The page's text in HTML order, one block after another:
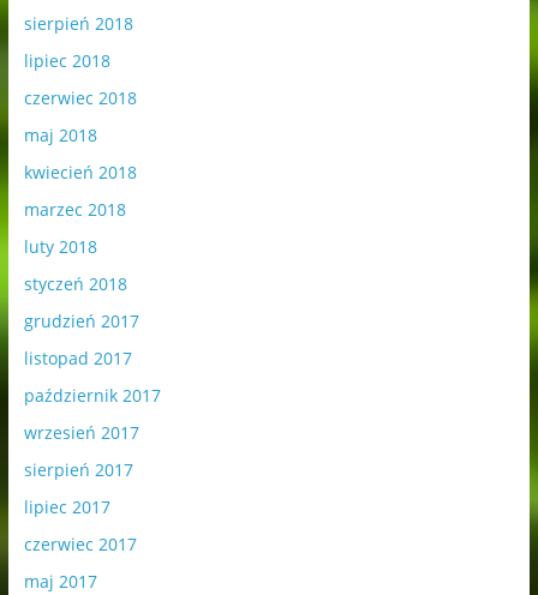
sierpień 2018
lipiec 2018
czerwiec 2018
maj 2018
kwiecień 2018
marzec 2018
luty 2018
styczeń 2018
grudzień 2017
listopad 2017
październik 2017
wrzesień 2017
sierpień 2017
lipiec 2017
czerwiec 2017
maj 2017